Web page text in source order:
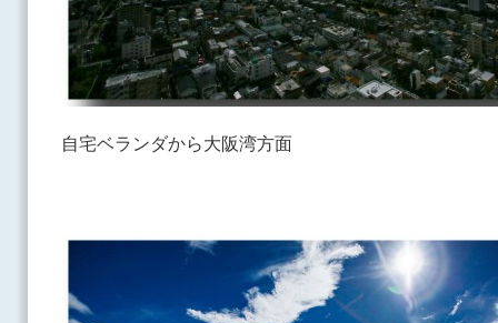
自宅ベランダから大阪湾方面